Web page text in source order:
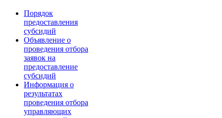
Порядок
предоставления
субсидий
Объявление о
проведения отбора
заявок на
предоставление
субсидий
Информация о
результатах
проведения отбора
управляющих